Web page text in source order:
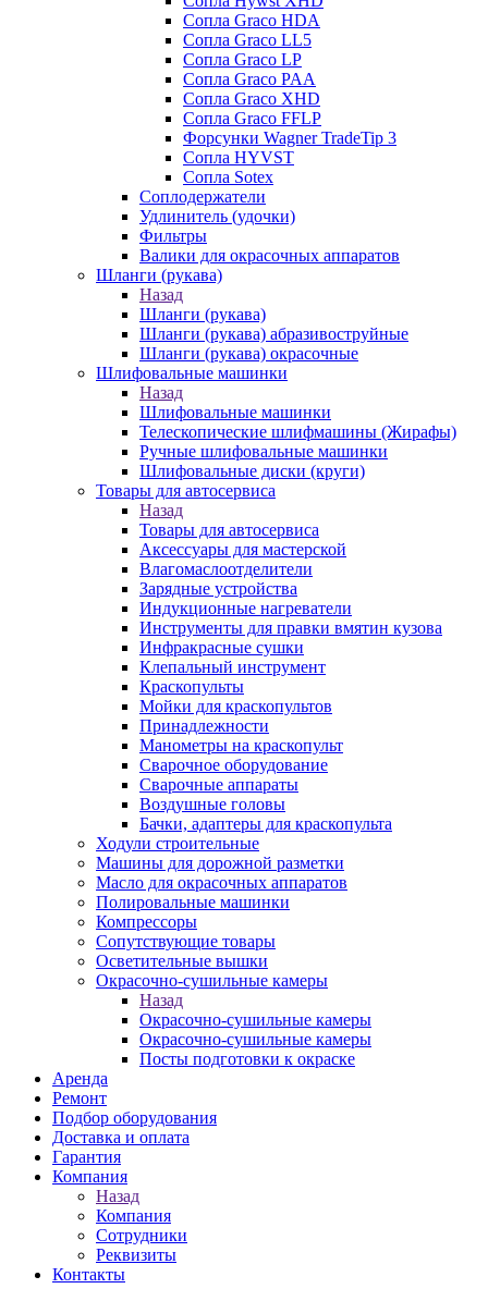
Сопла Graco HDA
Сопла Graco LL5
Сопла Graco LP
Сопла Graco PAA
Сопла Graco XHD
Сопла Graco FFLP
Форсунки Wagner TradeTip 3
Сопла HYVST
Сопла Sotex
Соплодержатели
Удлинитель (удочки)
Фильтры
Валики для окрасочных аппаратов
Шланги (рукава)
Назад
Шланги (рукава)
Шланги (рукава) абразивоструйные
Шланги (рукава) окрасочные
Шлифовальные машинки
Назад
Шлифовальные машинки
Телескопические шлифмашины (Жирафы)
Ручные шлифовальные машинки
Шлифовальные диски (круги)
Товары для автосервиса
Назад
Товары для автосервиса
Аксессуары для мастерской
Влагомаслоотделители
Зарядные устройства
Индукционные нагреватели
Инструменты для правки вмятин кузова
Инфракрасные сушки
Клепальный инструмент
Краскопульты
Мойки для краскопультов
Принадлежности
Манометры на краскопульт
Сварочное оборудование
Сварочные аппараты
Воздушные головы
Бачки, адаптеры для краскопульта
Ходули строительные
Машины для дорожной разметки
Масло для окрасочных аппаратов
Полировальные машинки
Компрессоры
Сопутствующие товары
Осветительные вышки
Окрасочно-сушильные камеры
Назад
Окрасочно-сушильные камеры
Окрасочно-сушильные камеры
Посты подготовки к окраске
Аренда
Ремонт
Подбор оборудования
Доставка и оплата
Гарантия
Компания
Назад
Компания
Сотрудники
Реквизиты
Контакты